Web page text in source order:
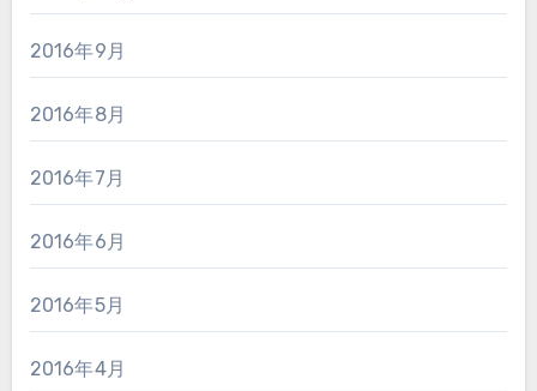
2016年9月
2016年8月
2016年7月
2016年6月
2016年5月
2016年4月